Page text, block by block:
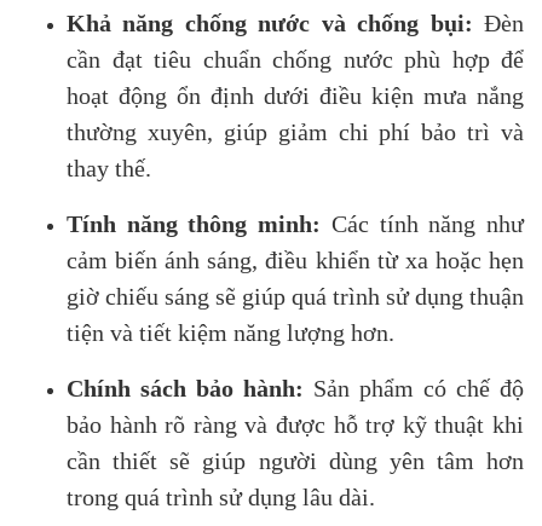
Khả năng chống nước và chống bụi: Đèn
cần đạt tiêu chuẩn chống nước phù hợp để
hoạt động ổn định dưới điều kiện mưa nắng
thường xuyên, giúp giảm chi phí bảo trì và
thay thế.
Tính năng thông minh: Các tính năng như
cảm biến ánh sáng, điều khiển từ xa hoặc hẹn
giờ chiếu sáng sẽ giúp quá trình sử dụng thuận
tiện và tiết kiệm năng lượng hơn.
Chính sách bảo hành: Sản phẩm có chế độ
bảo hành rõ ràng và được hỗ trợ kỹ thuật khi
cần thiết sẽ giúp người dùng yên tâm hơn
trong quá trình sử dụng lâu dài.